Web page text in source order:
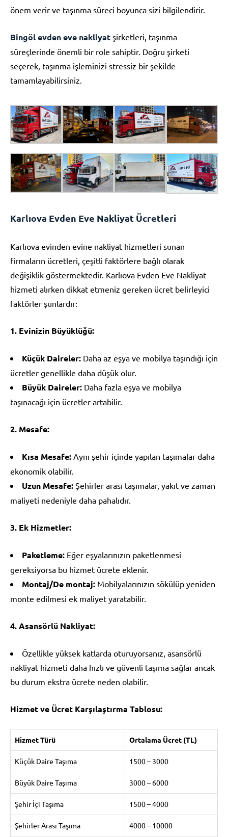
önem verir ve taşınma süreci boyunca sizi bilgilendirir.
Bingöl evden eve nakliyat şirketleri, taşınma
süreçlerinde önemli bir role sahiptir. Doğru şirketi
seçerek, taşınma işleminizi stressiz bir şekilde
tamamlayabilirsiniz.
Karlıova Evden Eve Nakliyat Ücretleri
Karlıova evinden evine nakliyat hizmetleri sunan
firmaların ücretleri, çeşitli faktörlere bağlı olarak
değişiklik göstermektedir. Karlıova Evden Eve Nakliyat
hizmeti alırken dikkat etmeniz gereken ücret belirleyici
faktörler şunlardır:
1. Evinizin Büyüklüğü:
Küçük Daireler: Daha az eşya ve mobilya taşındığı için
ücretler genellikle daha düşük olur.
Büyük Daireler: Daha fazla eşya ve mobilya
taşınacağı için ücretler artabilir.
2. Mesafe:
Kısa Mesafe: Aynı şehir içinde yapılan taşımalar daha
ekonomik olabilir.
Uzun Mesafe: Şehirler arası taşımalar, yakıt ve zaman
maliyeti nedeniyle daha pahalıdır.
3. Ek Hizmetler:
Paketleme: Eğer eşyalarınızın paketlenmesi
gereksiyorsa bu hizmet ücrete eklenir.
Montaj/De montaj: Mobilyalarınızın sökülüp yeniden
monte edilmesi ek maliyet yaratabilir.
4. Asansörlü Nakliyat:
Özellikle yüksek katlarda oturuyorsanız, asansörlü
nakliyat hizmeti daha hızlı ve güvenli taşıma sağlar ancak
bu durum ekstra ücrete neden olabilir.
Hizmet ve Ücret Karşılaştırma Tablosu:
Hizmet Türü Ortalama Ücret (TL)
Küçük Daire Taşıma 1500 – 3000
Büyük Daire Taşıma 3000 – 6000
Şehir İçi Taşıma 1500 – 4000
Şehirler Arası Taşıma 4000 – 10000